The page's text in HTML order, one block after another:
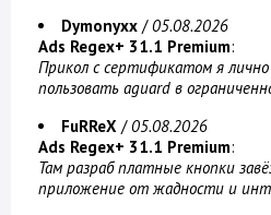
Dymonyxx /05.08.2026
Ads Regex+ 31.1 Premium:
Прикол с сертификатом я лично
пользовать aguard в
FuRReX /05.08.2026
Ads Regex+ 31.1 Premium:
Там разраб платные кнопки
приложение от жадности и